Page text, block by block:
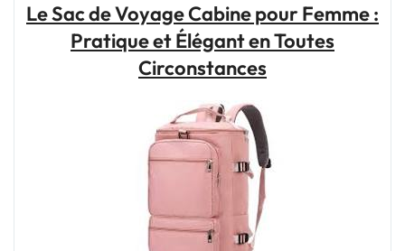
de
Voyage
:
Comment
Bien
Choisir
Votre
Bagage
Idéal"
Le Sac de Voyage Cabine pour Femme :
Pratique et Élégant en Toutes
Circonstances